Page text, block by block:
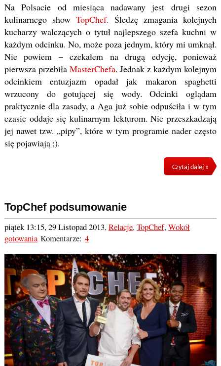
Na Polsacie od miesiąca nadawany jest drugi sezon
kulinarnego showTopChef. Śledzę zmagania kolejnych
kucharzy walczących o tytuł najlepszego szefa kuchni w
każdym odcinku. No, może poza jednym, który mi umknął.
Nie powiem – czekałem na drugą edycję, ponieważ
pierwsza przebiła MasterChefa. Jednak z każdym kolejnym
odcinkiem entuzjazm opadał jak makaron spaghetti
wrzucony do gotującej się wody. Odcinki oglądam
praktycznie dla zasady, a Aga już sobie odpuściła i w tym
czasie oddaje się kulinarnym lekturom. Nie przeszkadzają
jej nawet tzw. „pipy”, które w tym programie nader często
się pojawiają ;).
Czytaj dalej »
TopChef podsumowanie
piątek 13:15, 29 Listopad 2013,Relacje,TopChef,Wokół
gotowaniaKomentarze: 4